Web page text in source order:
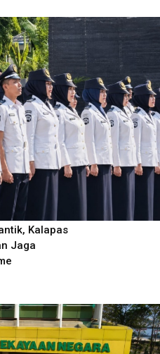
Kalapas
Jaga